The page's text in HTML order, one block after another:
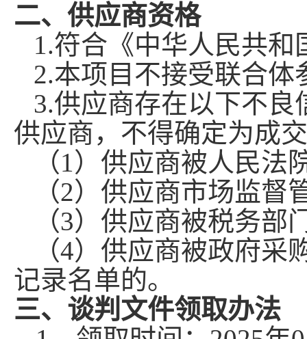
二、供应商资格
1.符合《中华人民共
2.本项目不接受联合体
3.供应商存在以下不
供应商，不得确定为成
（1） 供应商被人民法
（2） 供应商市场监督
（3） 供应商被税务部
（4） 供应商被政府采
记录名单的。
三、谈判文件领取办法